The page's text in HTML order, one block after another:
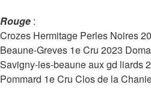
Rouge :
Crozes Hermitage Perles Noires
Beaune-Greves 1e Cru 2023
Savigny-les-beaune aux gd liards
Pommard 1e Cru Clos de la